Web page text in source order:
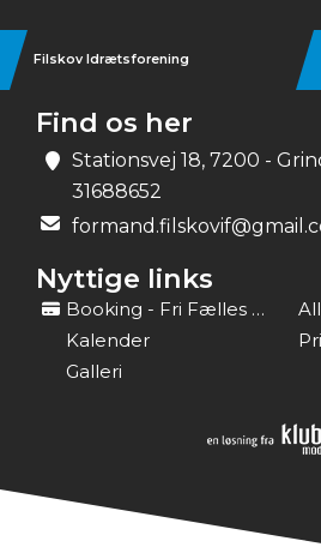
Filskov Idrætsforening
Find os her
Stationsvej 18, 7200 -
31688652
Nyttige links
Booking - Fri Fælles Idræt
Kalender
Galleri